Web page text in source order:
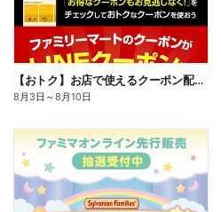
【おトク】お店で使えるクーポン配信中
8月3日 ～8月10日